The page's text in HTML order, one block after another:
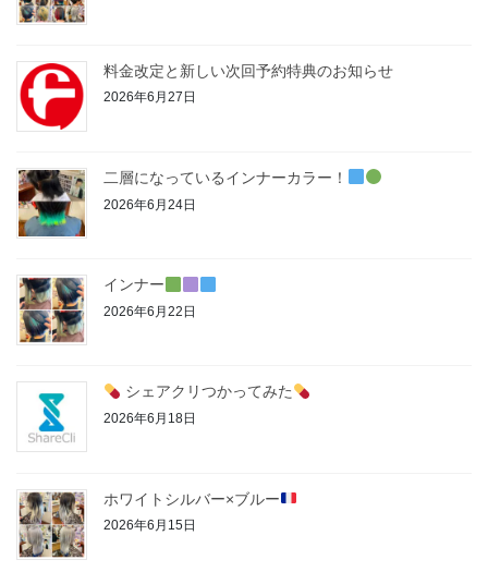
料金改定と新しい次回予約特典のお知らせ
2026年6月27日
二層になっているインナーカラー！
2026年6月24日
インナー
2026年6月22日
シェアクリつかってみた
2026年6月18日
ホワイトシルバー×ブルー
2026年6月15日